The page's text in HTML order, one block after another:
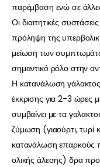
παρέμβαση ενώ σε
Οι διαιτητικές
πρόληψη της
μείωση των
σημαντικό ρόλο στην
Η κατανάλωση
έκκρισης για 2-3 ώρες
συμβαίνει με τα
ζύμωση (γιαούρτι, τυρί
κατανάλωση επαρκούς
ολικής άλεσης) δρα